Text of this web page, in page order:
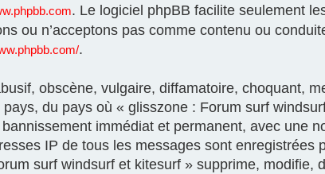
. Le logiciel phpBB facilite seulement
ou n’acceptons pas comme contenu ou
.
obscène, vulgaire, diffamatoire, choquant,
du pays où « glisszone : Forum surf
immédiat et permanent, avec une
IP de tous les messages sont enregistrées
surf windsurf et kitesurf » supprime, modifie,